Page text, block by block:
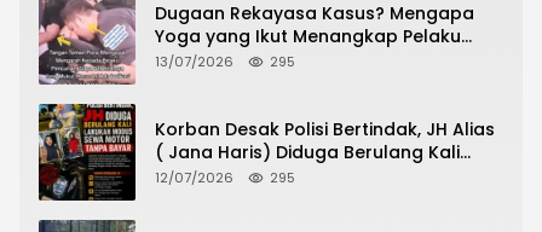
Dugaan Rekayasa Kasus? Mengapa
Yoga yang Ikut Menangkap Pelaku
Pencurian Toko Ponsel di Pancur Batu
13/07/2026 295
Korban Desak Polisi Bertindak, JH Alias
( Jana Haris) Diduga Berulang Kali
Lakukan Modus Sewa Motor Tanpa
12/07/2026 295